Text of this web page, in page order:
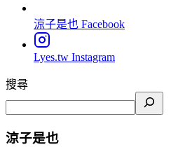
涼子是也 Facebook
Lyes.tw Instagram
搜尋
涼子是也